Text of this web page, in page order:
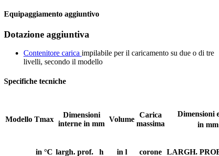
Equipaggiamento aggiuntivo
Dotazione aggiuntiva
Contenitore carica impilabile per il caricamento su due o di tre
livelli, secondo il modello
Specifiche tecniche
Modello Tmax
Dimensioni
interne in mm
Volume
Carica
massima
Dimensioni
in mm
in °C largh. prof. h in l corone LARGH.